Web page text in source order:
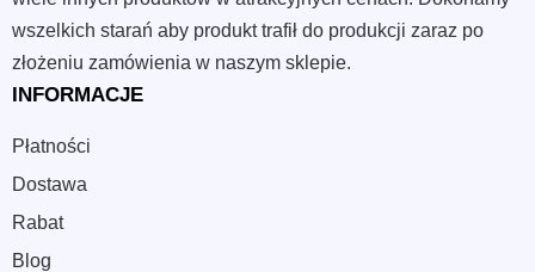
wszelkich starań aby produkt trafił do produkcji zaraz po
złożeniu zamówienia w naszym sklepie.
INFORMACJE
Płatności
Dostawa
Rabat
Blog